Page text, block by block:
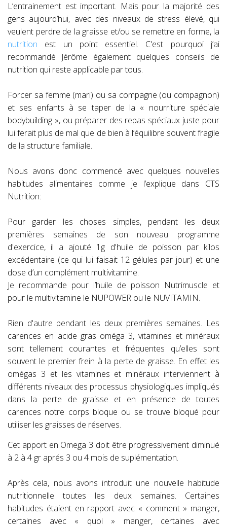
L’entrainement est important. Mais pour la majorité des
gens aujourd’hui, avec des niveaux de stress élevé, qui
veulent perdre de la graisse et/ou se remettre en forme, la
nutrition est un point essentiel. C'est pourquoi j’ai
recommandé Jérôme également quelques conseils de
nutrition qui reste applicable par tous.
Forcer sa femme (mari) ou sa compagne (ou compagnon)
et ses enfants à se taper de la « nourriture spéciale
bodybuilding », ou préparer des repas spéciaux juste pour
lui ferait plus de mal que de bien à l’équilibre souvent fragile
de la structure familiale.
Nous avons donc commencé avec quelques nouvelles
habitudes alimentaires comme je l’explique dans CTS
Nutrition:
Pour garder les choses simples, pendant les deux
premières semaines de son nouveau programme
d'exercice, il a ajouté 1g d'huile de poisson par kilos
excédentaire (ce qui lui faisait 12 gélules par jour) et une
dose d’un complément multivitamine.
Je recommande pour l’huile de poisson Nutrimuscle et
pour le multivitamine le NUPOWER ou le NUVITAMIN.
Rien d'autre pendant les deux premières semaines. Les
carences en acide gras oméga 3, vitamines et minéraux
sont tellement courantes et fréquentes qu’elles sont
souvent le premier frein à la perte de graisse. En effet les
omégas 3 et les vitamines et minéraux interviennent à
différents niveaux des processus physiologiques impliqués
dans la perte de graisse et en présence de toutes
carences notre corps bloque ou se trouve bloqué pour
utiliser les graisses de réserves.
Cet apport en Omega 3 doit être progressivement diminué
à 2 à 4 gr aprés 3 ou 4 mois de suplémentation.
Après cela, nous avons introduit une nouvelle habitude
nutritionnelle toutes les deux semaines. Certaines
habitudes étaient en rapport avec « comment » manger,
certaines avec « quoi » manger, certaines avec